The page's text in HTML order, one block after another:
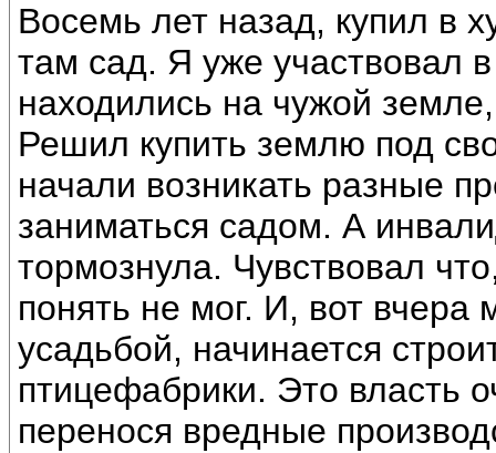
Восемь лет назад, купил в
там сад. Я уже участвовал
находились на чужой
Решил купить землю под
начали возникать разные
заниматься садом. А
тормознула. Чувствовал
понять не мог. И, вот
усадьбой, начинается
птицефабрики. Это власть
перенося вредные